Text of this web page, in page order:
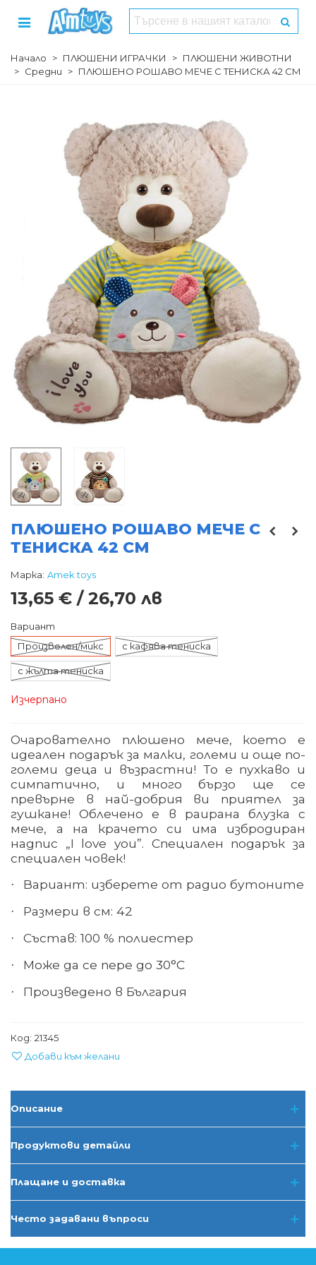
Начало > ПЛЮШЕНИ ИГРАЧКИ > ПЛЮШЕНИ ЖИВОТНИ
> Средни > ПЛЮШЕНО РОШАВО МЕЧЕ С ТЕНИСКА 42 СМ
ПЛЮШЕНО РОШАВО МЕЧЕ С
ТЕНИСКА 42 СМ
Марка: Amek toys
13,65 € / 26,70 лв
Вариант
Произволен/микс
с кафява тениска
с жълта тениска
Изчерпано
Очарователно плюшено мече, което е
идеален подарък за малки, големи и още по-
големи деца и възрастни! То е пухкаво и
симпатично, и много бързо ще се
превърне в най-добрия ви приятел за
гушкане! Облечено е в раирана блузка с
мече, а на крачето си има избродиран
надпис „I love you”. Специален подарък за
специален човек!
· Вариант: изберете от радио бутоните
· Размери в см: 42
· Състав: 100 % полиестер
· Може да се пере до 30°С
· Произведено в България
Код: 21345
Добави към желани
Описание
Продуктови детайли
Плащане и доставка
Често задавани въпроси